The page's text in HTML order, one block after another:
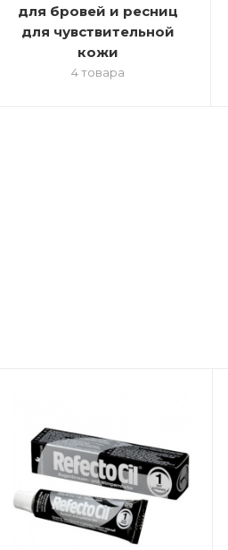
для бровей и ресниц
для чувствительной
кожи
4 товара